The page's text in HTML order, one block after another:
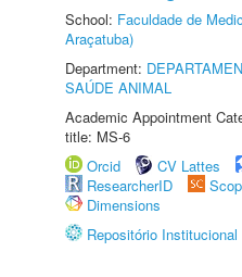
School: Faculdade de
Araçatuba)
Department:
SAÚDE ANIMAL
Academic Appointment
title: MS-6
Orcid
CV Lattes
ResearcherID
Dimensions
Repositório Institucional